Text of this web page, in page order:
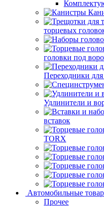
торцевых
головки под
Переходники
Удлинители и
вставок
TORX
Автомобильные
Прочее